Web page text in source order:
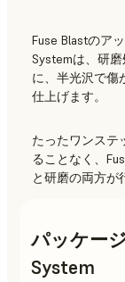
Fuse Blastのア
Systemは、研
に、半光沢で傷
仕上げます。
たったワンステ
ることなく、
と研磨の両方が
パッケー
System